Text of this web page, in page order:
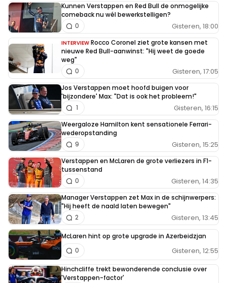
Kunnen Verstappen en Red Bull de onmogelijke
comeback nu wél bewerkstelligen?
Gisteren, 18:00
0
INTERVIEW Rocco Coronel ziet grote kansen met
nieuwe Red Bull-aanwinst: "Hij weet de goede
weg"
Gisteren, 17:05
0
Jos Verstappen moet hoofd buigen voor
'bijzondere' Max: "Dat is ook het probleem!"
Gisteren, 16:15
1
Weergaloze Hamilton kent sensationele Ferrari-
wederopstanding
Gisteren, 15:25
9
Verstappen en McLaren de grote verliezers in F1-
tussenstand
Gisteren, 14:35
0
Manager Verstappen zet Max in de schijnwerpers:
"Hij heeft de naald laten bewegen"
Gisteren, 13:45
2
McLaren hint op grote upgrade in Azerbeidzjan
Gisteren, 12:55
0
Hinchcliffe trekt bewonderende conclusie over
'Verstappen-factor'